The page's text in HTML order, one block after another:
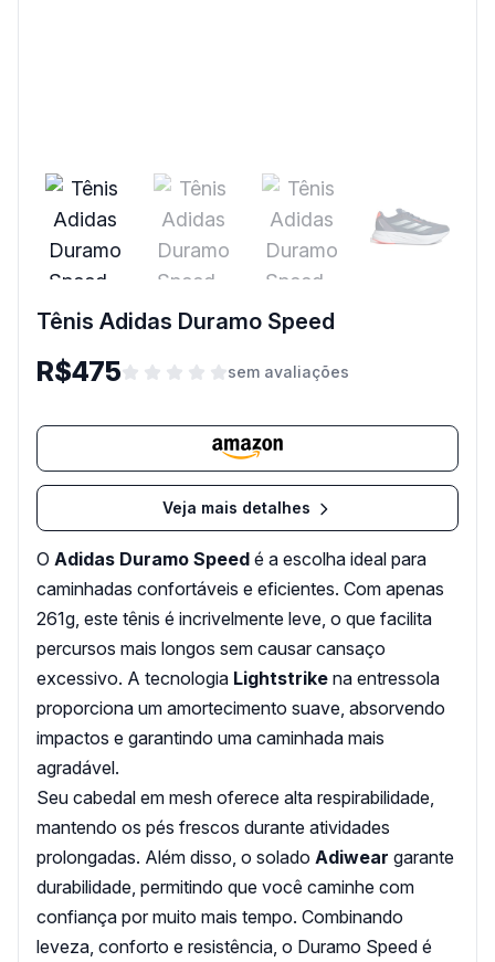
Tênis Adidas Duramo Speed
R$475 sem avaliações
Veja mais detalhes
O Adidas Duramo Speed é a escolha ideal para
caminhadas confortáveis e eficientes. Com apenas
261g, este tênis é incrivelmente leve, o que facilita
percursos mais longos sem causar cansaço
excessivo. A tecnologia Lightstrike na entressola
proporciona um amortecimento suave, absorvendo
impactos e garantindo uma caminhada mais
agradável.
Seu cabedal em mesh oferece alta respirabilidade,
mantendo os pés frescos durante atividades
prolongadas. Além disso, o solado Adiwear garante
durabilidade, permitindo que você caminhe com
confiança por muito mais tempo. Combinando
leveza, conforto e resistência, o Duramo Speed é